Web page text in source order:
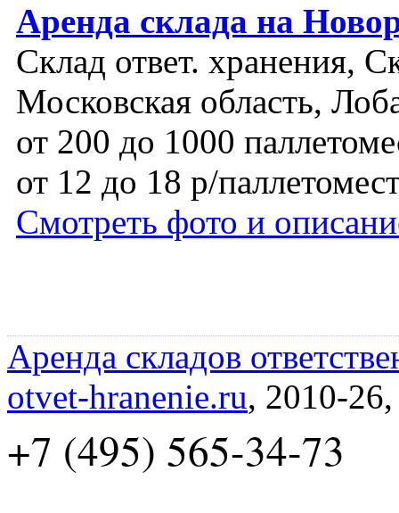
Аренда склада на
Склад ответ. хранения,
Московская область,
от 200 до 1000
от 12 до 18 р/
Смотреть фото и
Аренда складов
otvet-hranenie.ru, 2010-
+7 (495) 565-34-73